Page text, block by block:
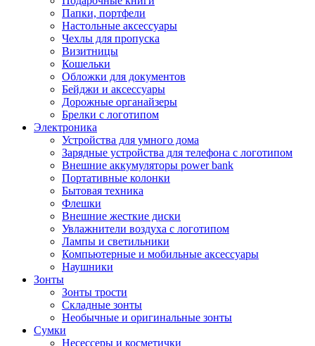
Папки, портфели
Настольные аксессуары
Чехлы для пропуска
Визитницы
Кошельки
Обложки для документов
Бейджи и аксессуары
Дорожные органайзеры
Брелки с логотипом
Электроника
Устройства для умного дома
Зарядные устройства для телефона с логотипом
Внешние аккумуляторы power bank
Портативные колонки
Бытовая техника
Флешки
Внешние жесткие диски
Увлажнители воздуха с логотипом
Лампы и светильники
Компьютерные и мобильные аксессуары
Наушники
Зонты
Зонты трости
Складные зонты
Необычные и оригинальные зонты
Сумки
Несессеры и косметички